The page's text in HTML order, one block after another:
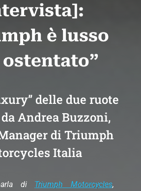
è lusso
delle due ruote
Andrea Buzzoni,
di Triumph
Italia
diTriumph Motorcycles,